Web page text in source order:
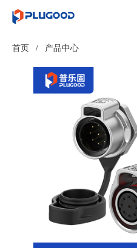
首页 / 产品中心